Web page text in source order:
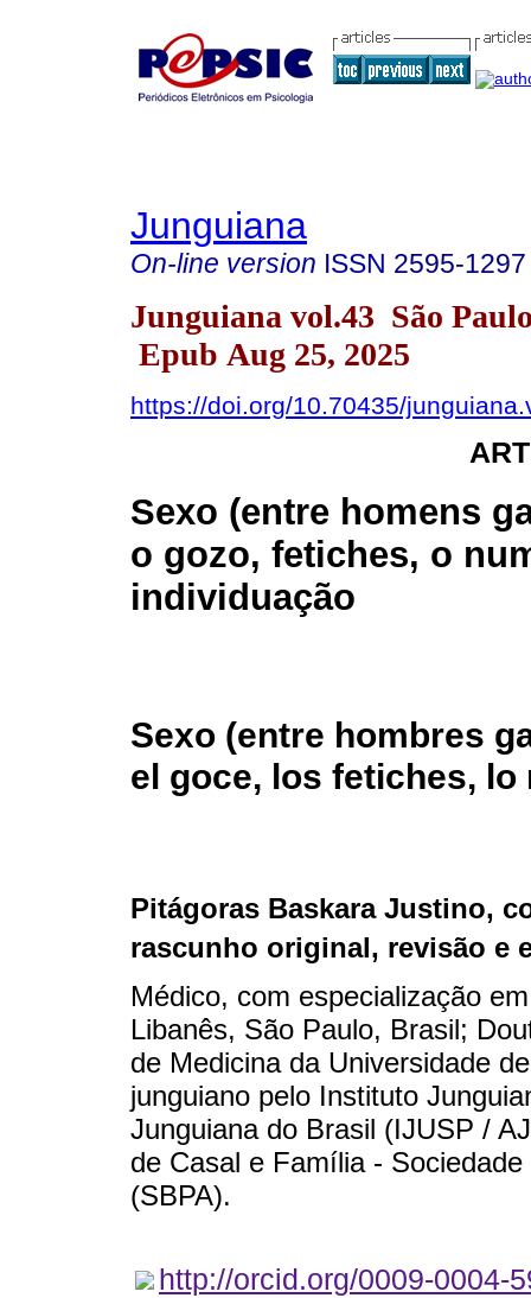
Junguiana
On-line version ISSN 2595-1297
Junguiana vol.43 São
Epub Aug 25, 2025
https://doi.org/10.70435/
Sexo (entre homens
o gozo, fetiches, o
individuação
Sexo (entre hombres
el goce, los fetiches,
Pitágoras Baskara Justino,
rascunho original, revisão e
Médico, com especialização
Libanês, São Paulo, Brasil;
de Medicina da Universidade
junguiano pelo Instituto
Junguiana do Brasil (IJUSP /
de Casal e Família -
(SBPA).
http://orcid.org/0009-0004-